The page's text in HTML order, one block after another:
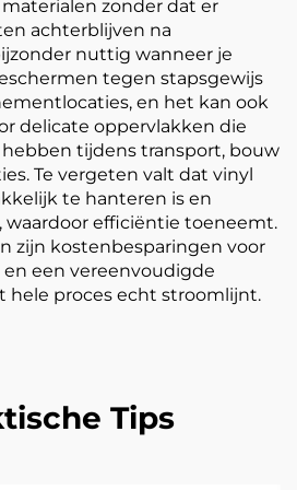
zonder dat er
achterblijven na
nuttig wanneer je
tegen stapsgewijs
en het kan ook
delicate oppervlakken die
tijdens transport, bouw
Te vergeten valt dat vinyl
te hanteren is en
waardoor efficiëntie toeneemt.
zijn kostenbesparingen voor
een vereenvoudigde
hele proces echt stroomlijnt.
Tips